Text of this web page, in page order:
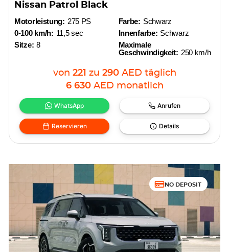
Nissan Patrol Black
Motorleistung: 275 PS
0-100 km/h: 11,5 sec
Sitze: 8
Farbe: Schwarz
Innenfarbe: Schwarz
Maximale
Geschwindigkeit: 250 km/h
von 221 zu 290 AED täglich
6 630 AED monatlich
WhatsApp Anrufen
Reservieren Details
NO DEPOSIT